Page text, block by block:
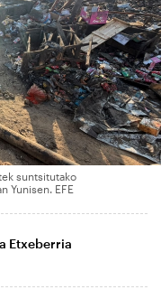
suntsitutako
Yunisen. EFE
Etxeberria